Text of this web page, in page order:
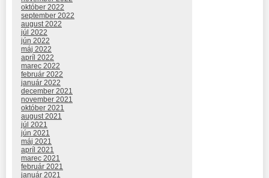
október 2022
september 2022
august 2022
júl 2022
jún 2022
máj 2022
apríl 2022
marec 2022
február 2022
január 2022
december 2021
november 2021
október 2021
august 2021
júl 2021
jún 2021
máj 2021
apríl 2021
marec 2021
február 2021
január 2021